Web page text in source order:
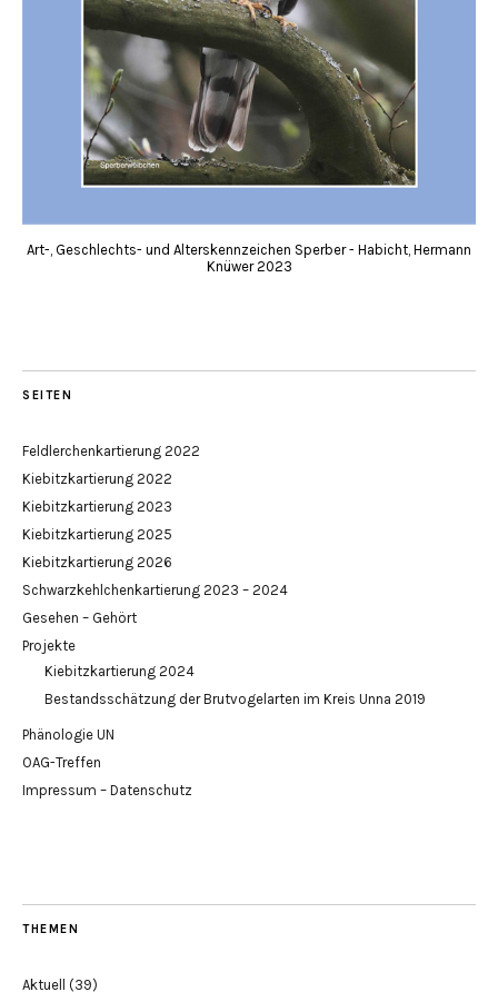
Art-, Geschlechts- und Alterskennzeichen Sperber - Habicht, Hermann
Knüwer 2023
SEITEN
Feldlerchenkartierung 2022
Kiebitzkartierung 2022
Kiebitzkartierung 2023
Kiebitzkartierung 2025
Kiebitzkartierung 2026
Schwarzkehlchenkartierung 2023 – 2024
Gesehen – Gehört
Projekte
Kiebitzkartierung 2024
Bestandsschätzung der Brutvogelarten im Kreis Unna 2019
Phänologie UN
OAG-Treffen
Impressum – Datenschutz
THEMEN
Aktuell (39)